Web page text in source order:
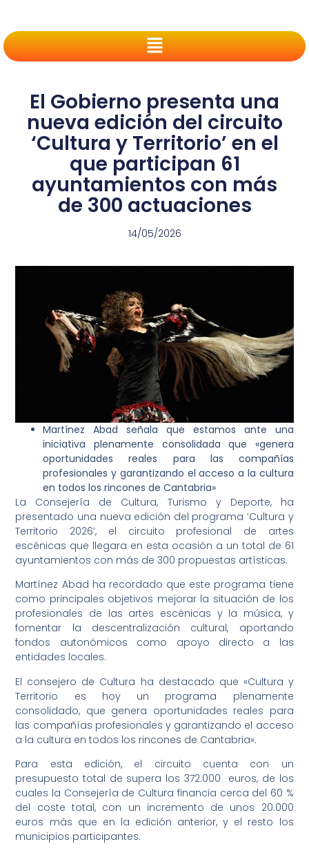
El Gobierno presenta una
nueva edición del circuito
‘Cultura y Territorio’ en el
que participan 61
ayuntamientos con más
de 300 actuaciones
14/05/2026
Martínez Abad señala que estamos ante una
iniciativa plenamente consolidada que «genera
oportunidades reales para las compañías
profesionales y garantizando el acceso a la cultura
en todos los rincones de Cantabria»
La Consejería de Cultura, Turismo y Deporte, ha
presentado una nueva edición del programa ‘Cultura y
Territorio 2026’, el circuito profesional de artes
escénicas que llegara en esta ocasión a un total de 61
ayuntamientos con más de 300 propuestas artísticas.
Martínez Abad ha recordado que este programa tiene
como principales objetivos mejorar la situación de los
profesionales de las artes escénicas y la música, y
fomentar la descentralización cultural, aportando
fondos autonómicos como apoyo directo a las
entidades locales.
El consejero de Cultura ha destacado que «Cultura y
Territorio es hoy un programa plenamente
consolidado, que genera oportunidades reales para
las compañías profesionales y garantizando el acceso
a la cultura en todos los rincones de Cantabria».
Para esta edición, el circuito cuenta con un
presupuesto total de supera los 372.000 euros, de los
cuales la Consejería de Cultura financia cerca del 60 %
del coste total, con un incremento de unos 20.000
euros más que en la edición anterior, y el resto los
municipios participantes.